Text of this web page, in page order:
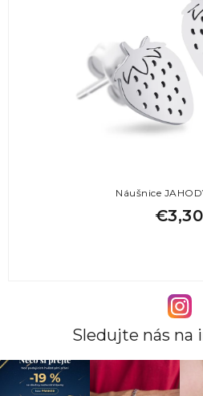
Náušnice
€3,30
Sledujte nás na